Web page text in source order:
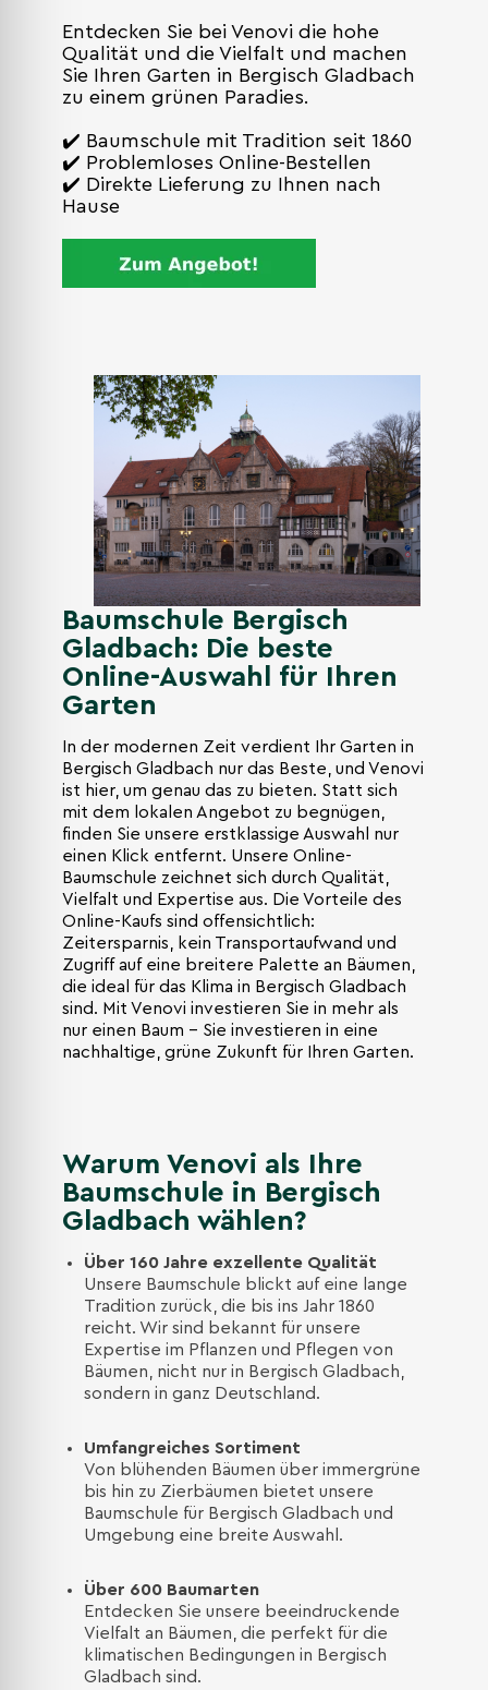
Entdecken Sie bei Venovi die hohe
Qualität und die Vielfalt und machen
Sie Ihren Garten in Bergisch Gladbach
zu einem grünen Paradies.
✔️ Baumschule mit Tradition seit 1860
✔️ Problemloses Online-Bestellen
✔️ Direkte Lieferung zu Ihnen nach
Hause
Baumschule Bergisch
Gladbach: Die beste
Online-Auswahl für Ihren
Garten
In der modernen Zeit verdient Ihr Garten in
Bergisch Gladbach nur das Beste, und Venovi
ist hier, um genau das zu bieten. Statt sich
mit dem lokalen Angebot zu begnügen,
finden Sie unsere erstklassige Auswahl nur
einen Klick entfernt. Unsere Online-
Baumschule zeichnet sich durch Qualität,
Vielfalt und Expertise aus. Die Vorteile des
Online-Kaufs sind offensichtlich:
Zeitersparnis, kein Transportaufwand und
Zugriff auf eine breitere Palette an Bäumen,
die ideal für das Klima in Bergisch Gladbach
sind. Mit Venovi investieren Sie in mehr als
nur einen Baum – Sie investieren in eine
nachhaltige, grüne Zukunft für Ihren Garten.
Warum Venovi als Ihre
Baumschule in Bergisch
Gladbach wählen?
Über 160 Jahre exzellente Qualität
Unsere Baumschule blickt auf eine lange
Tradition zurück, die bis ins Jahr 1860
reicht. Wir sind bekannt für unsere
Expertise im Pflanzen und Pflegen von
Bäumen, nicht nur in Bergisch Gladbach,
sondern in ganz Deutschland.
Umfangreiches Sortiment
Von blühenden Bäumen über immergrüne
bis hin zu Zierbäumen bietet unsere
Baumschule für Bergisch Gladbach und
Umgebung eine breite Auswahl.
Über 600 Baumarten
Entdecken Sie unsere beeindruckende
Vielfalt an Bäumen, die perfekt für die
klimatischen Bedingungen in Bergisch
Gladbach sind.